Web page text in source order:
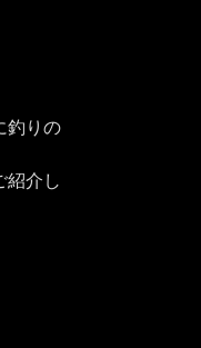
釣りの
紹介し